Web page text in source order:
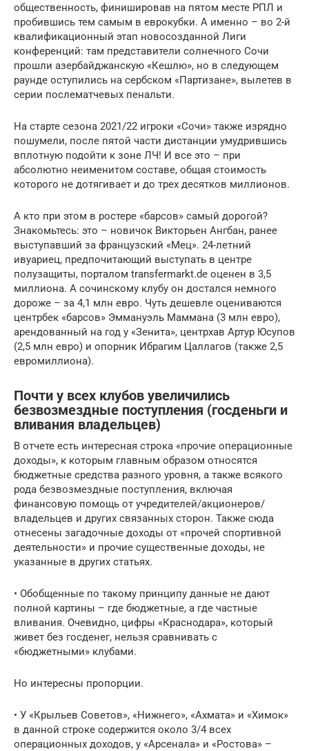
общественность, финишировав на пятом месте РПЛ и
пробившись тем самым в еврокубки. А именно – во 2-й
квалификационный этап новосозданной Лиги
конференций: там представители солнечного Сочи
прошли азербайджанскую «Кешлю», но в следующем
раунде оступились на сербском «Партизане», вылетев в
серии послематчевых пенальти.
На старте сезона 2021/22 игроки «Сочи» также изрядно
пошумели, после пятой части дистанции умудрившись
вплотную подойти к зоне ЛЧ! И все это – при
абсолютно неименитом составе, общая стоимость
которого не дотягивает и до трех десятков миллионов.
А кто при этом в ростере «барсов» самый дорогой?
Знакомьтесь: это – новичок Викторьен Ангбан, ранее
выступавший за французский «Мец». 24-летний
ивуариец, предпочитающий выступать в центре
полузащиты, порталом transfermarkt.de оценен в 3,5
миллиона. А сочинскому клубу он достался немного
дороже – за 4,1 млн евро. Чуть дешевле оцениваются
центрбек «барсов» Эммануэль Маммана (3 млн евро),
арендованный на год у «Зенита», центрхав Артур Юсупов
(2,5 млн евро) и опорник Ибрагим Цаллагов (также 2,5
евромиллиона).
Почти у всех клубов увеличились
безвозмездные поступления (госденьги и
вливания владельцев)
В отчете есть интересная строка «прочие операционные
доходы», к которым главным образом относятся
бюджетные средства разного уровня, а также всякого
рода безвозмездные поступления, включая
финансовую помощь от учредителей/акционеров/
владельцев и других связанных сторон. Также сюда
отнесены загадочные доходы от «прочей спортивной
деятельности» и прочие существенные доходы, не
указанные в других статьях.
• Обобщенные по такому принципу данные не дают
полной картины – где бюджетные, а где частные
вливания. Очевидно, цифры «Краснодара», который
живет без госденег, нельзя сравнивать с
«бюджетными» клубами.
Но интересны пропорции.
• У «Крыльев Советов», «Нижнего», «Ахмата» и «Химок»
в данной строке содержится около 3/4 всех
операционных доходов, у «Арсенала» и «Ростова» –